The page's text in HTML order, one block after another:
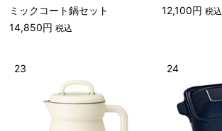
ミックコート鍋セット
14,850円税込
12,100円税込
23 24